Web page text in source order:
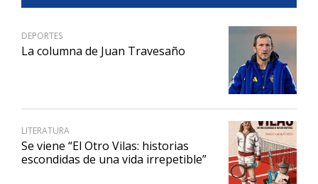
DEPORTES
La columna de Juan Travesaño
LITERATURA
Se viene “El Otro Vilas: historias
escondidas de una vida irrepetible”